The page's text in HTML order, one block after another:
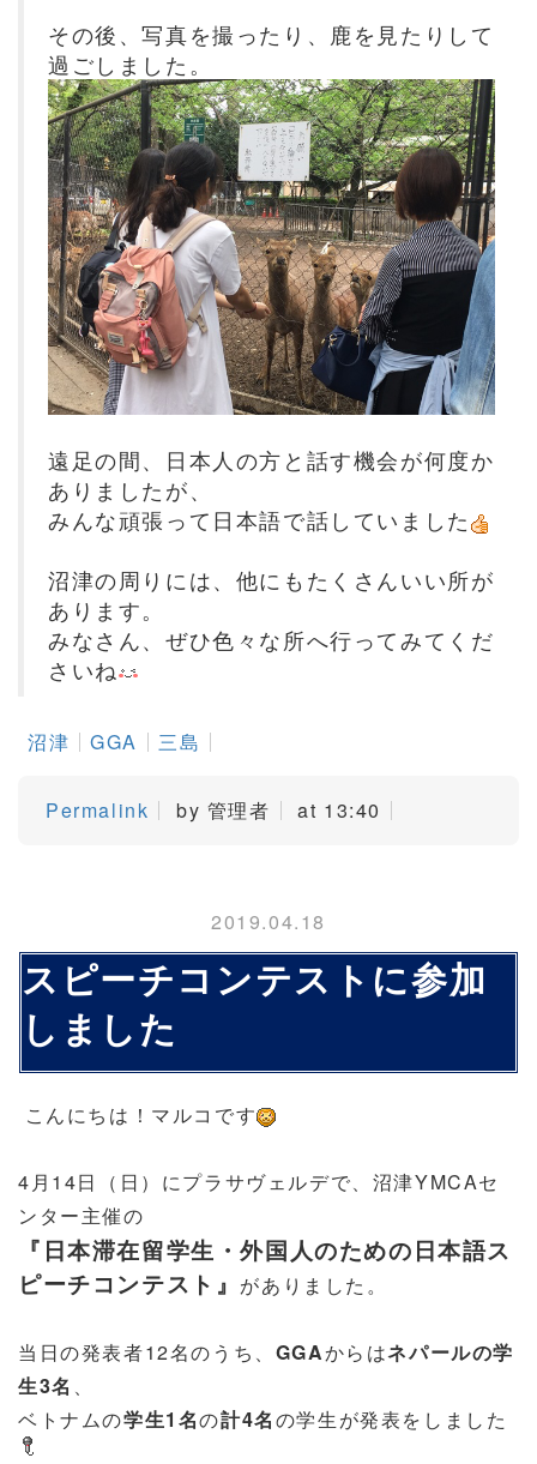
その後、写真を撮ったり、鹿を見たりして
過ごしました。
遠足の間、日本人の方と話す機会が何度か
ありましたが、
みんな頑張って日本語で話していました
沼津の周りには、他にもたくさんいい所が
あります。
みなさん、ぜひ色々な所へ行ってみてくだ
さいね
沼津 GGA 三島
Permalink by 管理者 at 13:40
2019.04.18
スピーチコンテストに参加
しました
こんにちは！マルコです
4月14日（日）にプラサヴェルデで、沼津YMCAセ
ンター主催の
『日本滞在留学生・外国人のための日本語ス
ピーチコンテスト』 がありました。
当日の発表者12名のうち、 GGAからはネパールの学
生3名 、
ベトナムの学生1名の計4名の学生が発表をしました